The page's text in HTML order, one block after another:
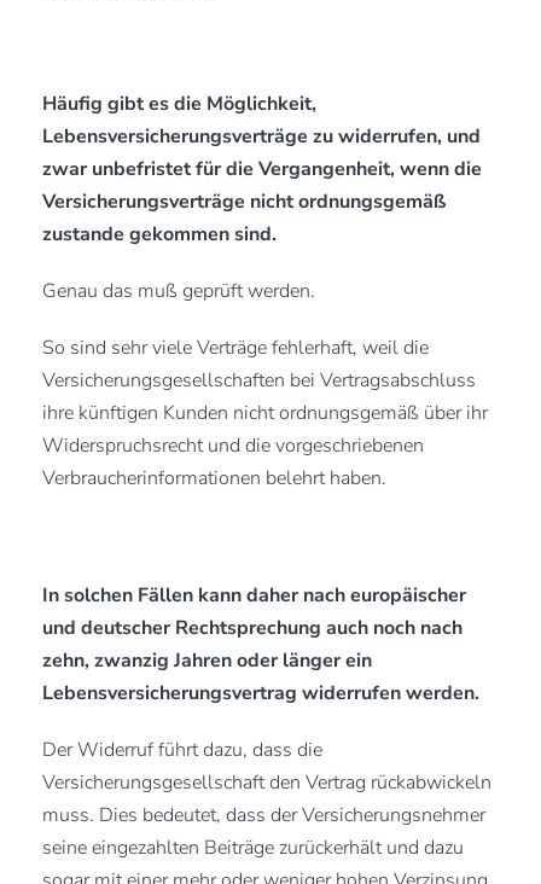
Häufig gibt es die Möglichkeit,
Lebensversicherungsverträge zu widerrufen, und
zwar unbefristet für die Vergangenheit, wenn die
Versicherungsverträge nicht ordnungsgemäß
zustande gekommen sind.
Genau das muß geprüft werden.
So sind sehr viele Verträge fehlerhaft, weil die
Versicherungsgesellschaften bei Vertragsabschluss
ihre künftigen Kunden nicht ordnungsgemäß über ihr
Widerspruchsrecht und die vorgeschriebenen
Verbraucherinformationen belehrt haben.
In solchen Fällen kann daher nach europäischer
und deutscher Rechtsprechung auch noch nach
zehn, zwanzig Jahren oder länger ein
Lebensversicherungsvertrag widerrufen werden.
Der Widerruf führt dazu, dass die
Versicherungsgesellschaft den Vertrag rückabwickeln
muss. Dies bedeutet, dass der Versicherungsnehmer
seine eingezahlten Beiträge zurückerhält und dazu